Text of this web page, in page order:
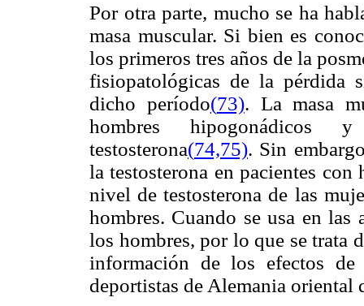
Por otra parte, mucho se ha
masa muscular. Si bien es
los primeros tres años de la
fisiopatológicas de la pérdida
dicho período(73). La masa
hombres hipogonádicos
testosterona(74,75). Sin
la testosterona en pacientes
nivel de testosterona de las
hombres. Cuando se usa en
los hombres, por lo que se trata
información de los efectos
deportistas de Alemania oriental